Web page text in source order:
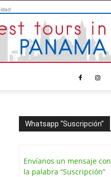
Whatsapp “Suscripción”
Envíanos un mensaje con
la palabra “Suscripción”